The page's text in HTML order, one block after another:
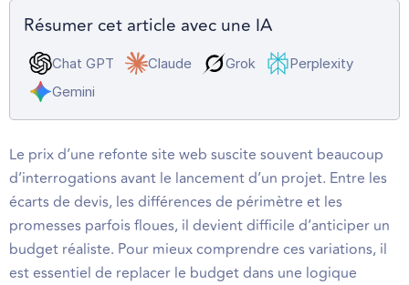
Résumer cet article avec une IA
Chat GPT Claude Grok
Perplexity
Gemini
Le prix d’une refonte site web suscite souvent beaucoup
d’interrogations avant le lancement d’un projet. Entre les
écarts de devis, les différences de périmètre et les
promesses parfois floues, il devient difficile d’anticiper un
budget réaliste. Pour mieux comprendre ces variations, il
est essentiel de replacer le budget dans une logique